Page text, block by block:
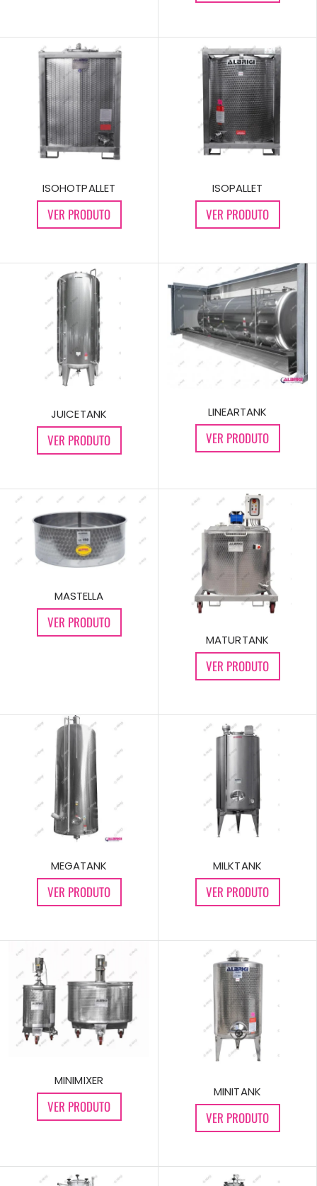
ISOHOTPALLET
VER PRODUTO
ISOPALLET
VER PRODUTO
JUICETANK
VER PRODUTO
LINEARTANK
VER PRODUTO
MASTELLA
VER PRODUTO
MATURTANK
VER PRODUTO
MEGATANK
VER PRODUTO
MILKTANK
VER PRODUTO
MINIMIXER
VER PRODUTO
MINITANK
VER PRODUTO